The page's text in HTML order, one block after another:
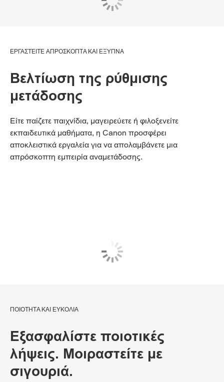
ΕΡΓΑΣΤΕΙΤΕ ΑΠΡΟΣΚΟΠΤΑ ΚΑΙ ΕΞΥΠΝΑ
Βελτίωση της ρύθμισης
μετάδοσης
Είτε παίζετε παιχνίδια, μαγειρεύετε ή φιλοξενείτε
εκπαιδευτικά μαθήματα, η Canon προσφέρει
αποκλειστικά εργαλεία για να απολαμβάνετε μια
απρόσκοπτη εμπειρία αναμετάδοσης.
ΠΟΙΟΤΗΤΑ ΚΑΙ ΕΥΚΟΛΙΑ
Εξασφαλίστε ποιοτικές
λήψεις. Μοιραστείτε με
σιγουριά.